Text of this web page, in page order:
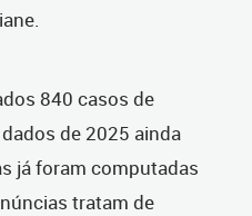
840 casos de
de 2025 ainda
já foram computadas
tratam de